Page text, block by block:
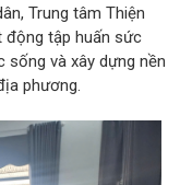
Trung tâm Thiện
động tập huấn sức
sống và xây dựng nền
phương.